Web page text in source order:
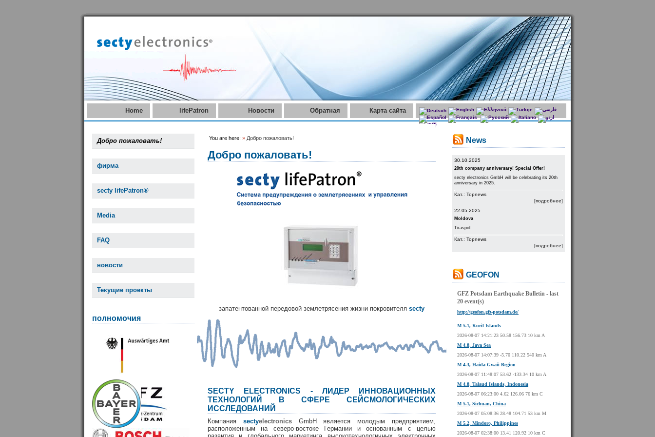
Home lifePatron Новости
Обратная
Карта сайта
Добро пожаловать!
фирма
secty lifePatron®
Media
FAQ
новости
Текущие проекты
полномочия
You are here: » Добро пожаловать!
Добро пожаловать!
запатентованной передовой землетрясения жизни покровителя secty
SECTY ELECTRONICS - ЛИДЕР ИННОВАЦИОННЫХ
ТЕХНОЛОГИЙ В СФЕРЕ СЕЙСМОЛОГИЧЕСКИХ
ИССЛЕДОВАНИЙ
Компания sectyelectronics GmbH является молодым предприятием,
расположенным на северо-востоке Германии и основанным с целью
News
30.10.2025
20th company anniversary! Special Offer!
secty electronics GmbH will be celebrating its 20th
anniversary in 2025.
Кат.: Topnews
[подробнее]
22.05.2025
Moldova
Tiraspol
Кат.: Topnews
[подробнее]
GEOFON
GFZ Potsdam Earthquake Bulletin - last
20 event(s)
http://geofon.gfz-potsdam.de/
M 5.1, Kuril Islands
2026-08-07 14:21:23 50.58 156.73 10 km A
M 4.8, Java Sea
2026-08-07 14:07:39 -5.70 110.22 540 km A
M 4.3, Haida Gwaii Region
2026-08-07 11:48:07 53.62 -133.34 10 km A
M 4.8, Talaud Islands, Indonesia
2026-08-07 06:23:00 4.62 126.06 76 km C
M 5.1, Sichuan, China
2026-08-07 05:08:36 28.48 104.71 53 km M
M 5.2, Mindoro, Philippines
2026-08-07 02:38:00 13.41 120.92 10 km C